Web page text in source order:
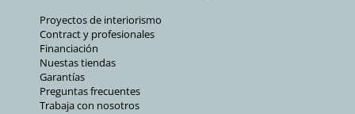
Proyectos de interiorismo
Contract y profesionales
Financiación
Nuestas tiendas
Garantías
Preguntas frecuentes
Trabaja con nosotros